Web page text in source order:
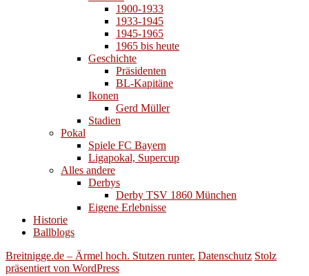
1900-1933
1933-1945
1945-1965
1965 bis heute
Geschichte
Präsidenten
BL-Kapitäne
Ikonen
Gerd Müller
Stadien
Pokal
Spiele FC Bayern
Ligapokal, Supercup
Alles andere
Derbys
Derby TSV 1860 München
Eigene Erlebnisse
Historie
Ballblogs
Breitnigge.de – Ärmel hoch. Stutzen runter. Datenschutz Stolz
präsentiert von WordPress